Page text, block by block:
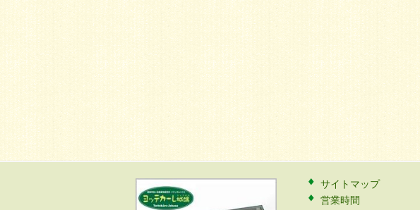
サイトマップ
営業時間